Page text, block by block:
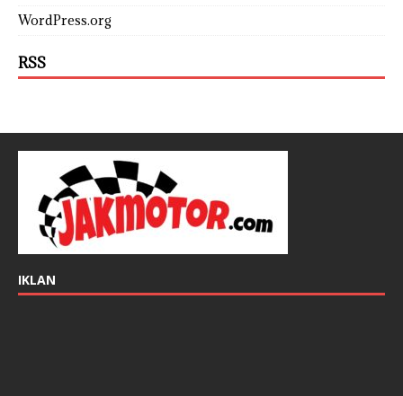
WordPress.org
RSS
IKLAN